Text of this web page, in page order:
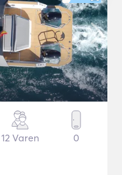
12 Varen 0